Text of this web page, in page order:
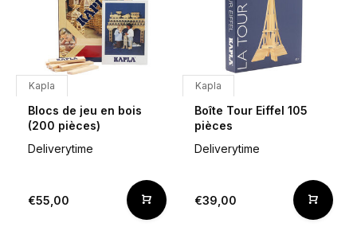
Kapla
Blocs de jeu en bois
(200 pièces)
Deliverytime
€55,00
Kapla
Boîte Tour Eiffel 105
pièces
Deliverytime
€39,00